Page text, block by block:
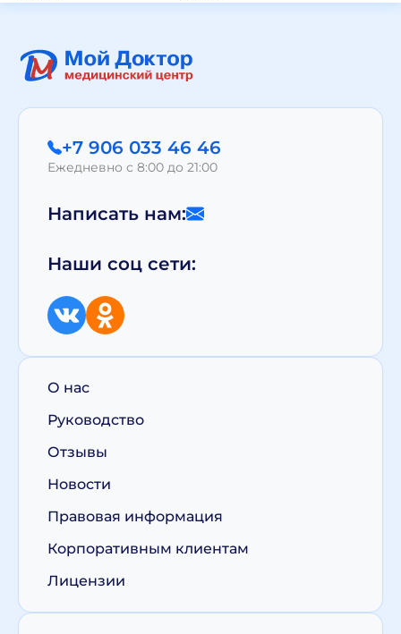
+7 906 033 46 46
Ежедневно с 8:00 до 21:00
Написать нам:
Наши соц сети:
О нас
Руководство
Отзывы
Новости
Правовая информация
Корпоративным клиентам
Лицензии